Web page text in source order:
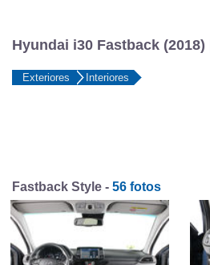
Hyundai i30 Fastback (2018) |
Exteriores Interiores
Fastback Style - 56 fotos